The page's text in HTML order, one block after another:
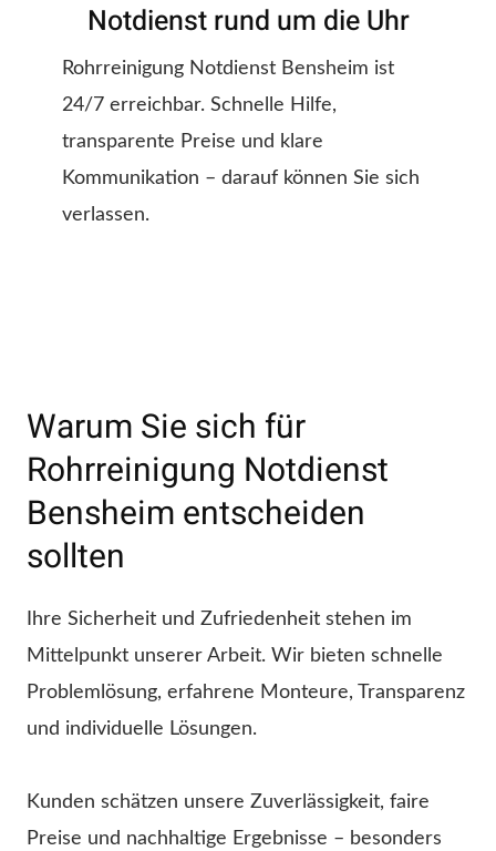
Notdienst rund um die Uhr
Rohrreinigung Notdienst Bensheim ist
24/7 erreichbar. Schnelle Hilfe,
transparente Preise und klare
Kommunikation – darauf können Sie sich
verlassen.
Warum Sie sich für
Rohrreinigung Notdienst
Bensheim entscheiden
sollten
Ihre Sicherheit und Zufriedenheit stehen im
Mittelpunkt unserer Arbeit. Wir bieten schnelle
Problemlösung, erfahrene Monteure, Transparenz
und individuelle Lösungen.
Kunden schätzen unsere Zuverlässigkeit, faire
Preise und nachhaltige Ergebnisse – besonders